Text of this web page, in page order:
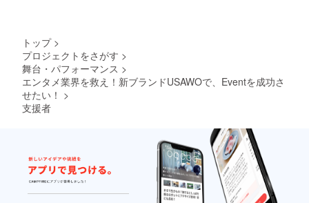
トップ >
プロジェクトをさがす >
舞台・パフォーマンス >
エンタメ業界を救え！新ブランドUSAWOで、Eventを成功さ
せたい！ >
支援者